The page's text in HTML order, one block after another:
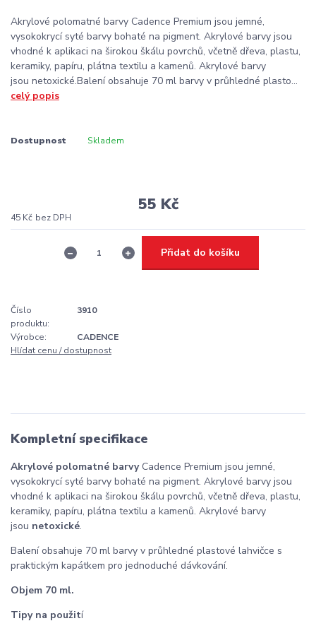
Akrylové polomatné barvy Cadence Premium jsou jemné,
vysokokrycí syté barvy bohaté na pigment. Akrylové barvy jsou
vhodné k aplikaci na širokou škálu povrchů, včetně dřeva, plastu,
keramiky, papíru, plátna textilu a kamenů. Akrylové barvy
jsou netoxické.Balení obsahuje 70 ml barvy v průhledné plasto...
celý popis
Dostupnost Skladem
55 Kč
45 Kč bez DPH
Přidat do košíku
Číslo
produktu:
3910
Výrobce:
CADENCE
Hlídat cenu / dostupnost
Kompletní specifikace
Akrylové polomatné barvy Cadence Premium jsou jemné,
vysokokrycí syté barvy bohaté na pigment. Akrylové barvy jsou
vhodné k aplikaci na širokou škálu povrchů, včetně dřeva, plastu,
keramiky, papíru, plátna textilu a kamenů. Akrylové barvy
jsou netoxické.
Balení obsahuje 70 ml barvy v průhledné plastové lahvičce s
praktickým kapátkem pro jednoduché dávkování.
Objem 70 ml.
Tipy na použití